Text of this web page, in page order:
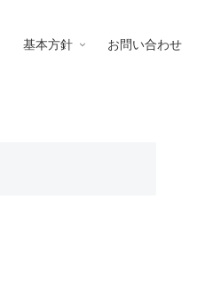
基本方針 お問い合わせ